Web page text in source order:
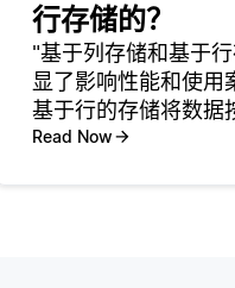
行存储的？
"基于列存储和基于
显了影响性能和使用
基于行的存储将数据
要检索整条记录的交
Read Now